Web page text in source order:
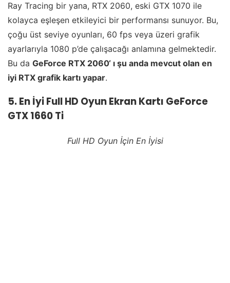
Ray Tracing bir yana, RTX 2060, eski GTX 1070 ile
kolayca eşleşen etkileyici bir performansı sunuyor. Bu,
çoğu üst seviye oyunları, 60 fps veya üzeri grafik
ayarlarıyla 1080 p’de çalışacağı anlamına gelmektedir.
Bu da GeForce RTX 2060‘ ı şu anda mevcut olan en
iyi RTX grafik kartı yapar.
5. En İyi Full HD Oyun Ekran Kartı GeForce
GTX 1660 Ti
Full HD Oyun İçin En İyisi